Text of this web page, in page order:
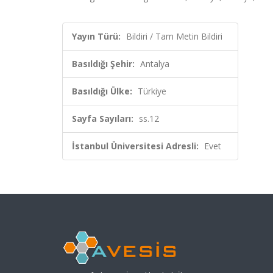
Yayın Türü: Bildiri / Tam Metin Bildiri
Basıldığı Şehir: Antalya
Basıldığı Ülke: Türkiye
Sayfa Sayıları: ss.12
İstanbul Üniversitesi Adresli: Evet